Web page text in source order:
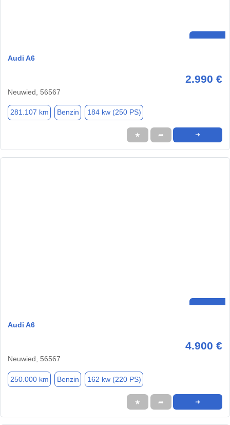
Audi A6
2.990 €
Neuwied, 56567
281.107 km Benzin 184 kw (250 PS)
★ ➦ ➜
Audi A6
4.900 €
Neuwied, 56567
250.000 km Benzin 162 kw (220 PS)
★ ➦ ➜